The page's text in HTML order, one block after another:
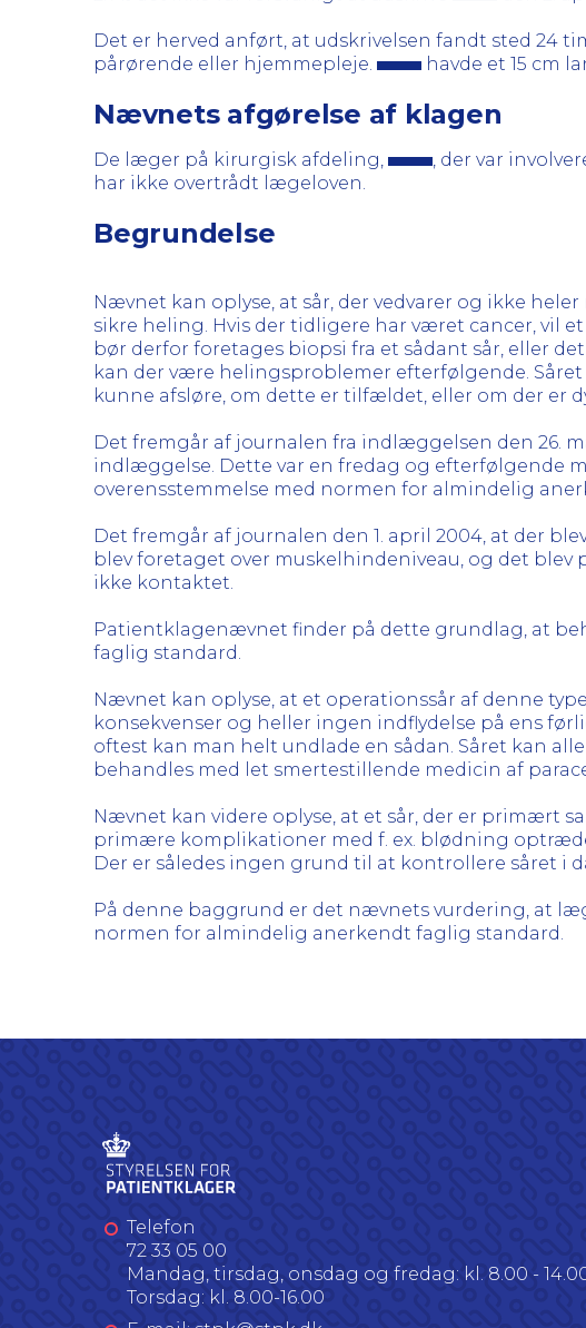
Det er herved anført, at udskrivelsen fandt sted 24
pårørende eller hjemmepleje.
havde et 15 cm
Nævnets afgørelse af klagen
De læger på kirurgisk afdeling, , der var
har ikke overtrådt lægeloven.
Begrundelse
Nævnet kan oplyse, at sår, der vedvarer og ikke
sikre heling. Hvis der tidligere har været cancer, vil
bør derfor foretages biopsi fra et sådant sår, eller
kan der være helingsproblemer efterfølgende.
kunne afsløre, om dette er tilfældet, eller om der er
Det fremgår af journalen fra indlæggelsen den 26.
indlæggelse. Dette var en fredag og efterfølgende
overensstemmelse med normen for almindelig
Det fremgår af journalen den 1. april 2004, at der
blev foretaget over muskelhindeniveau, og det blev
ikke kontaktet.
Patientklagenævnet finder på dette grundlag, at
faglig standard.
Nævnet kan oplyse, at et operationssår af denne
konsekvenser og heller ingen indflydelse på ens
oftest kan man helt undlade en sådan. Såret kan
behandles med let smertestillende medicin af
Nævnet kan videre oplyse, at et sår, der er primært
primære komplikationer med f. ex. blødning
Der er således ingen grund til at kontrollere såret i
På denne baggrund er det nævnets vurdering, at
normen for almindelig anerkendt faglig standard.
Telefon
72 33 05 00
Mandag, tirsdag, onsdag og fredag: kl. 8.00 -
Torsdag: kl. 8.00-16.00